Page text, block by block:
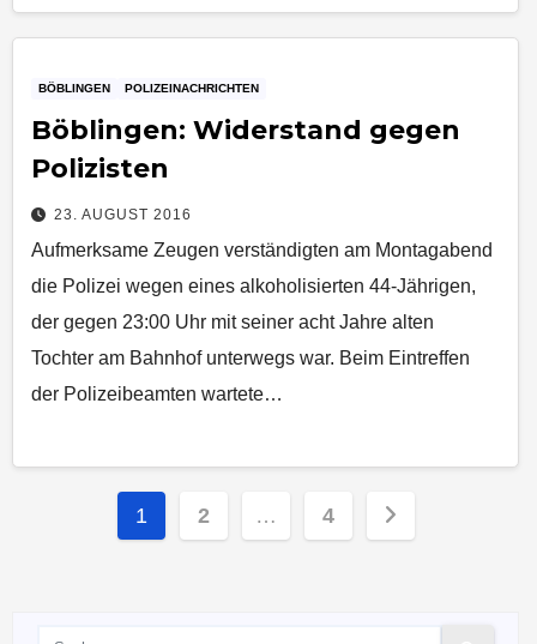
BÖBLINGEN POLIZEINACHRICHTEN
​Böblingen: Widerstand gegen
Polizisten
23. AUGUST 2016
Aufmerksame Zeugen verständigten am Montagabend
die Polizei wegen eines alkoholisierten 44-Jährigen,
der gegen 23:00 Uhr mit seiner acht Jahre alten
Tochter am Bahnhof unterwegs war. Beim Eintreffen
der Polizeibeamten wartete…
Seitennummerierung
der
1 2 … 4